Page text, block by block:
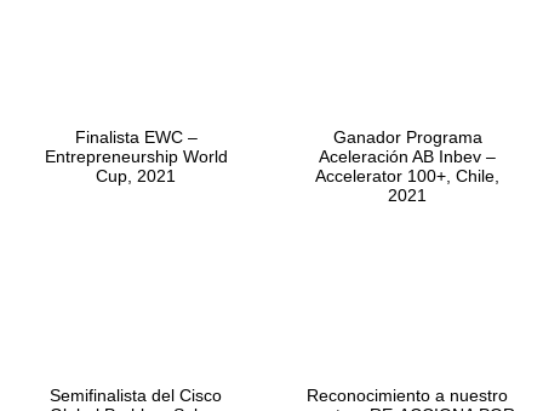
Finalista EWC –
Entrepreneurship World
Cup, 2021
Ganador Programa
Aceleración AB Inbev –
Accelerator 100+, Chile,
2021
Semifinalista del Cisco
Reconocimiento a nuestro